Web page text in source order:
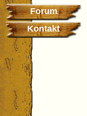
Forum
Kontakt